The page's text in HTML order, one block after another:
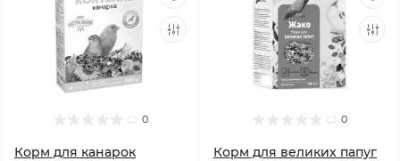
0
Корм для канарок
0
Корм для великих папуг